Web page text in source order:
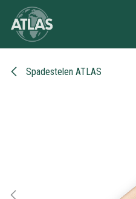
Overslaan naar inhoud
Spadestelen ATLAS